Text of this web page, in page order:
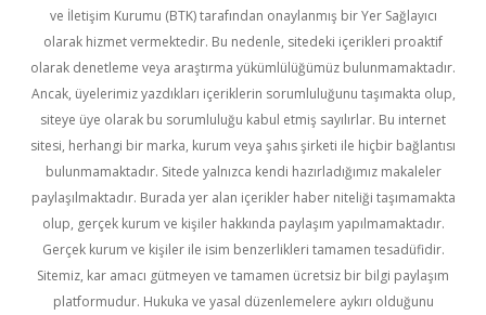
ve İletişim Kurumu (BTK) tarafından onaylanmış bir Yer Sağlayıcı
olarak hizmet vermektedir. Bu nedenle, sitedeki içerikleri proaktif
olarak denetleme veya araştırma yükümlülüğümüz bulunmamaktadır.
Ancak, üyelerimiz yazdıkları içeriklerin sorumluluğunu taşımakta olup,
siteye üye olarak bu sorumluluğu kabul etmiş sayılırlar. Bu internet
sitesi, herhangi bir marka, kurum veya şahıs şirketi ile hiçbir bağlantısı
bulunmamaktadır. Sitede yalnızca kendi hazırladığımız makaleler
paylaşılmaktadır. Burada yer alan içerikler haber niteliği taşımamakta
olup, gerçek kurum ve kişiler hakkında paylaşım yapılmamaktadır.
Gerçek kurum ve kişiler ile isim benzerlikleri tamamen tesadüfidir.
Sitemiz, kar amacı gütmeyen ve tamamen ücretsiz bir bilgi paylaşım
platformudur. Hukuka ve yasal düzenlemelere aykırı olduğunu